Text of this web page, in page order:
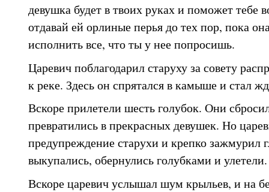
девушка будет в твоих руках и поможет тебе
отдавай ей орлиные перья до тех пор, пока
исполнить все, что ты у нее попросишь.
Царевич поблагодарил старуху за совету
к реке. Здесь он спрятался в камыше и стал
Вскоре прилетели шесть голубок. Они
превратились в прекрасных девушек. Но
предупреждение старухи и крепко зажмурил
выкупались, обернулись голубками и улетели.
Вскоре царевич услышал шум крыльев, и на